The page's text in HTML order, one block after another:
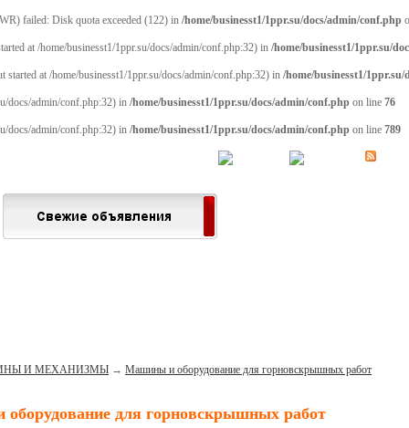
failed: Disk quota exceeded (122) in /home/businesst1/1ppr.su/docs/admin/conf.php
at /home/businesst1/1ppr.su/docs/admin/conf.php:32) in /home/businesst1/1ppr.su/
started at /home/businesst1/1ppr.su/docs/admin/conf.php:32) in /home/businesst1/
docs/admin/conf.php:32) in /home/businesst1/1ppr.su/docs/admin/conf.php on line 76
docs/admin/conf.php:32) in /home/businesst1/1ppr.su/docs/admin/conf.php on line 789
И МЕХАНИЗМЫ →Машины и оборудование для горновскрышных работ
для горновскрышных работ